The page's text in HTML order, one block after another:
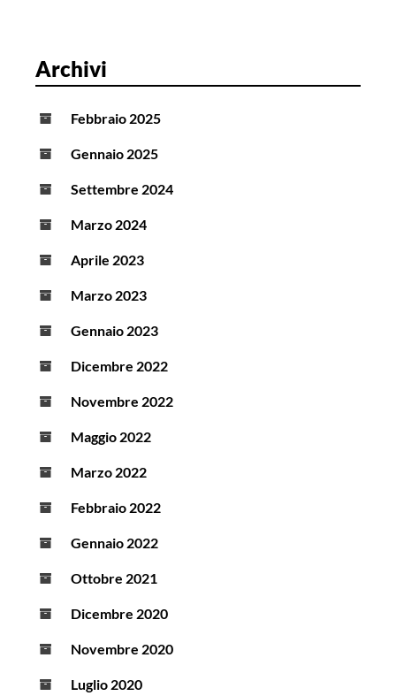
Archivi
Febbraio 2025
Gennaio 2025
Settembre 2024
Marzo 2024
Aprile 2023
Marzo 2023
Gennaio 2023
Dicembre 2022
Novembre 2022
Maggio 2022
Marzo 2022
Febbraio 2022
Gennaio 2022
Ottobre 2021
Dicembre 2020
Novembre 2020
Luglio 2020